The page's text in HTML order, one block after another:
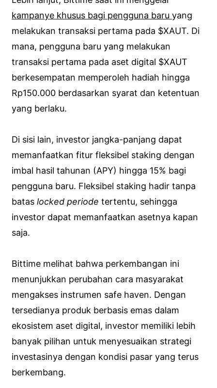
kampanye khusus bagi pengguna baru yang
melakukan transaksi pertama pada $XAUT. Di
mana, pengguna baru yang melakukan
transaksi pertama pada aset digital $XAUT
berkesempatan memperoleh hadiah hingga
Rp150.000 berdasarkan syarat dan ketentuan
yang berlaku.
Di sisi lain, investor jangka-panjang dapat
memanfaatkan fitur fleksibel staking dengan
imbal hasil tahunan (APY) hingga 15% bagi
pengguna baru. Fleksibel staking hadir tanpa
batas locked periode tertentu, sehingga
investor dapat memanfaatkan asetnya kapan
saja.
Bittime melihat bahwa perkembangan ini
menunjukkan perubahan cara masyarakat
mengakses instrumen safe haven. Dengan
tersedianya produk berbasis emas dalam
ekosistem aset digital, investor memiliki lebih
banyak pilihan untuk menyesuaikan strategi
investasinya dengan kondisi pasar yang terus
berkembang.